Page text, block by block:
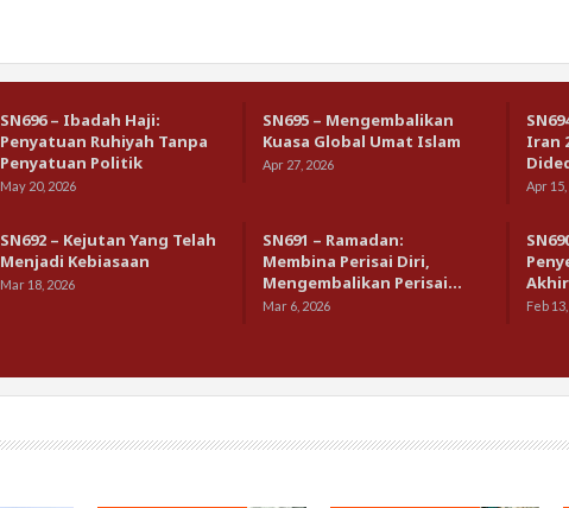
SN696 – Ibadah Haji:
Penyatuan Ruhiyah Tanpa
Penyatuan Politik
May 20, 2026
SN695 – Mengembalikan
Kuasa Global Umat Islam
Apr 27, 2026
Iran
Apr 15,
SN692 – Kejutan Yang Telah
Menjadi Kebiasaan
Mar 18, 2026
SN691 – Ramadan:
Membina Perisai Diri,
Mengembalikan Perisai…
Mar 6, 2026 Feb